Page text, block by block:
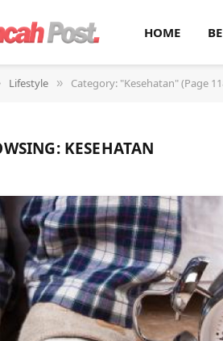
HOME
Lifestyle » Category: "Kesehatan" (Page
KESEHATAN